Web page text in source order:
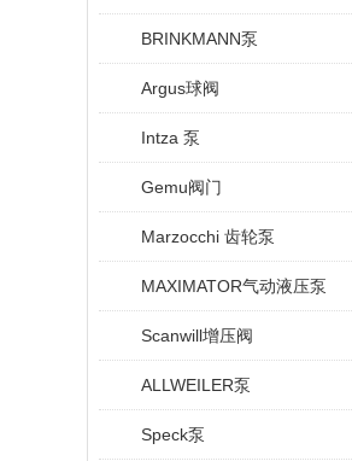
BRINKMANN泵
Argus球阀
Intza 泵
Gemu阀门
Marzocchi 齿轮泵
MAXIMATOR气动液压泵
Scanwill增压阀
ALLWEILER泵
Speck泵